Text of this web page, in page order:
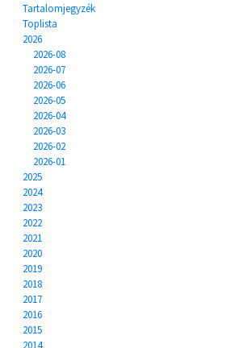
Tartalomjegyzék
Toplista
2026
2026-08
2026-07
2026-06
2026-05
2026-04
2026-03
2026-02
2026-01
2025
2024
2023
2022
2021
2020
2019
2018
2017
2016
2015
2014